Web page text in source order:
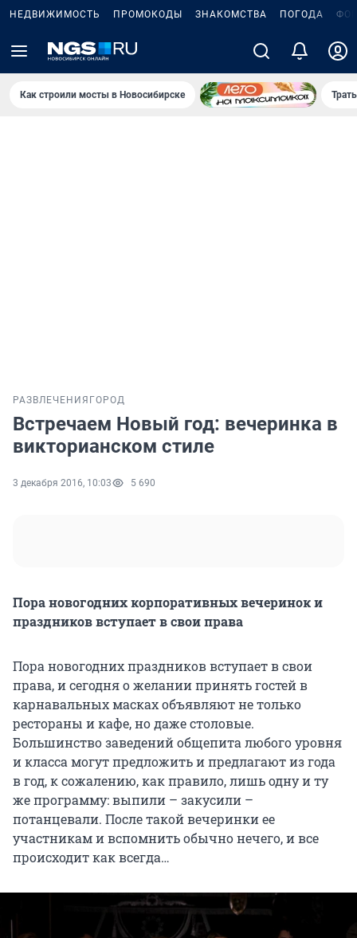
НЕДВИЖИМОСТЬ ПРОМОКОДЫ ЗНАКОМСТВА ПОГОДА
Как строили мосты в Новосибирске
РАЗВЛЕЧЕНИЯ ГОРОД
Встречаем Новый год: вечеринка в
викторианском стиле
3 декабря 2016, 10:03 5 690
​Пора новогодних корпоративных вечеринок и
праздников вступает в свои права
Пора новогодних праздников вступает в свои
права, и сегодня о желании принять гостей в
карнавальных масках объявляют не только
рестораны и кафе, но даже столовые.
Большинство заведений общепита любого уровня
и класса могут предложить и предлагают из года
в год, к сожалению, как правило, лишь одну и ту
же программу: выпили – закусили –
потанцевали. После такой вечеринки ее
участникам и вспомнить обычно нечего, и все
происходит как всегда…